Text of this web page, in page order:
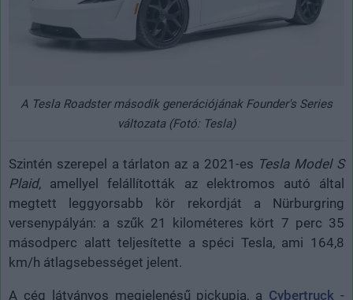
A Tesla Roadster második generációjának Founder's Series
változata (Fotó: Tesla)
Szintén szerepel a tárlaton az a 2021-es Tesla Model S
Plaid, amellyel felállították az elektromos autó által
megtett leggyorsabb kör rekordját a Nürburgring
versenypályán: a szűk 21 kilométeres kört 7 perc 35
másodperc alatt teljesítette a spéci Tesla, ami 164,8
km/h átlagsebességet jelent.
A cég látványos megjelenésű pickupja, a Cybertruck -